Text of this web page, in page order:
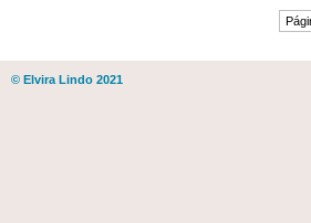
© Elvira Lindo 2021